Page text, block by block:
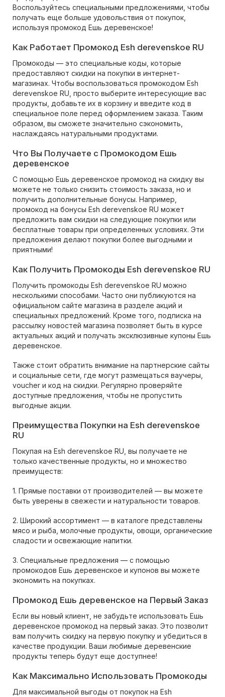
Воспользуйтесь специальными предложениями, чтобы
получать еще больше удовольствия от покупок,
используя промокод Ешь деревенское!
Как Работает Промокод Esh derevenskoe RU
Промокоды — это специальные коды, которые
предоставляют скидки на покупки в интернет-
магазинах. Чтобы воспользоваться промокодом Esh
derevenskoe RU, просто выберите интересующие вас
продукты, добавьте их в корзину и введите код в
специальное поле перед оформлением заказа. Таким
образом, вы сможете значительно сэкономить,
наслаждаясь натуральными продуктами.
Что Вы Получаете с Промокодом Ешь
деревенское
С помощью Ешь деревенское промокод на скидку вы
можете не только снизить стоимость заказа, но и
получить дополнительные бонусы. Например,
промокод на бонусы Esh derevenskoe RU может
предложить вам скидки на следующие покупки или
бесплатные товары при определенных условиях. Эти
предложения делают покупки более выгодными и
приятными!
Как Получить Промокоды Esh derevenskoe RU
Получить промокоды Esh derevenskoe RU можно
несколькими способами. Часто они публикуются на
официальном сайте магазина в разделе акций и
специальных предложений. Кроме того, подписка на
рассылку новостей магазина позволяет быть в курсе
актуальных акций и получать эксклюзивные купоны Ешь
деревенское.
Также стоит обратить внимание на партнерские сайты
и социальные сети, где могут размещаться ваучеры,
voucher и код на скидки. Регулярно проверяйте
доступные предложения, чтобы не пропустить
выгодные акции.
Преимущества Покупки на Esh derevenskoe
RU
Покупая на Esh derevenskoe RU, вы получаете не
только качественные продукты, но и множество
преимуществ:
1. Прямые поставки от производителей — вы можете
быть уверены в свежести и натуральности товаров.
2. Широкий ассортимент — в каталоге представлены
мясо и рыба, молочные продукты, овощи, органические
сладости и освежающие напитки.
3. Специальные предложения — с помощью
промокодов Ешь деревенское и купонов вы можете
экономить на покупках.
Промокод Ешь деревенское на Первый Заказ
Если вы новый клиент, не забудьте использовать Ешь
деревенское промокод на первый заказ. Это позволит
вам получить скидку на первую покупку и убедиться в
качестве продукции. Ваши любимые деревенские
продукты теперь будут еще доступнее!
Как Максимально Использовать Промокоды
Для максимальной выгоды от покупок на Esh